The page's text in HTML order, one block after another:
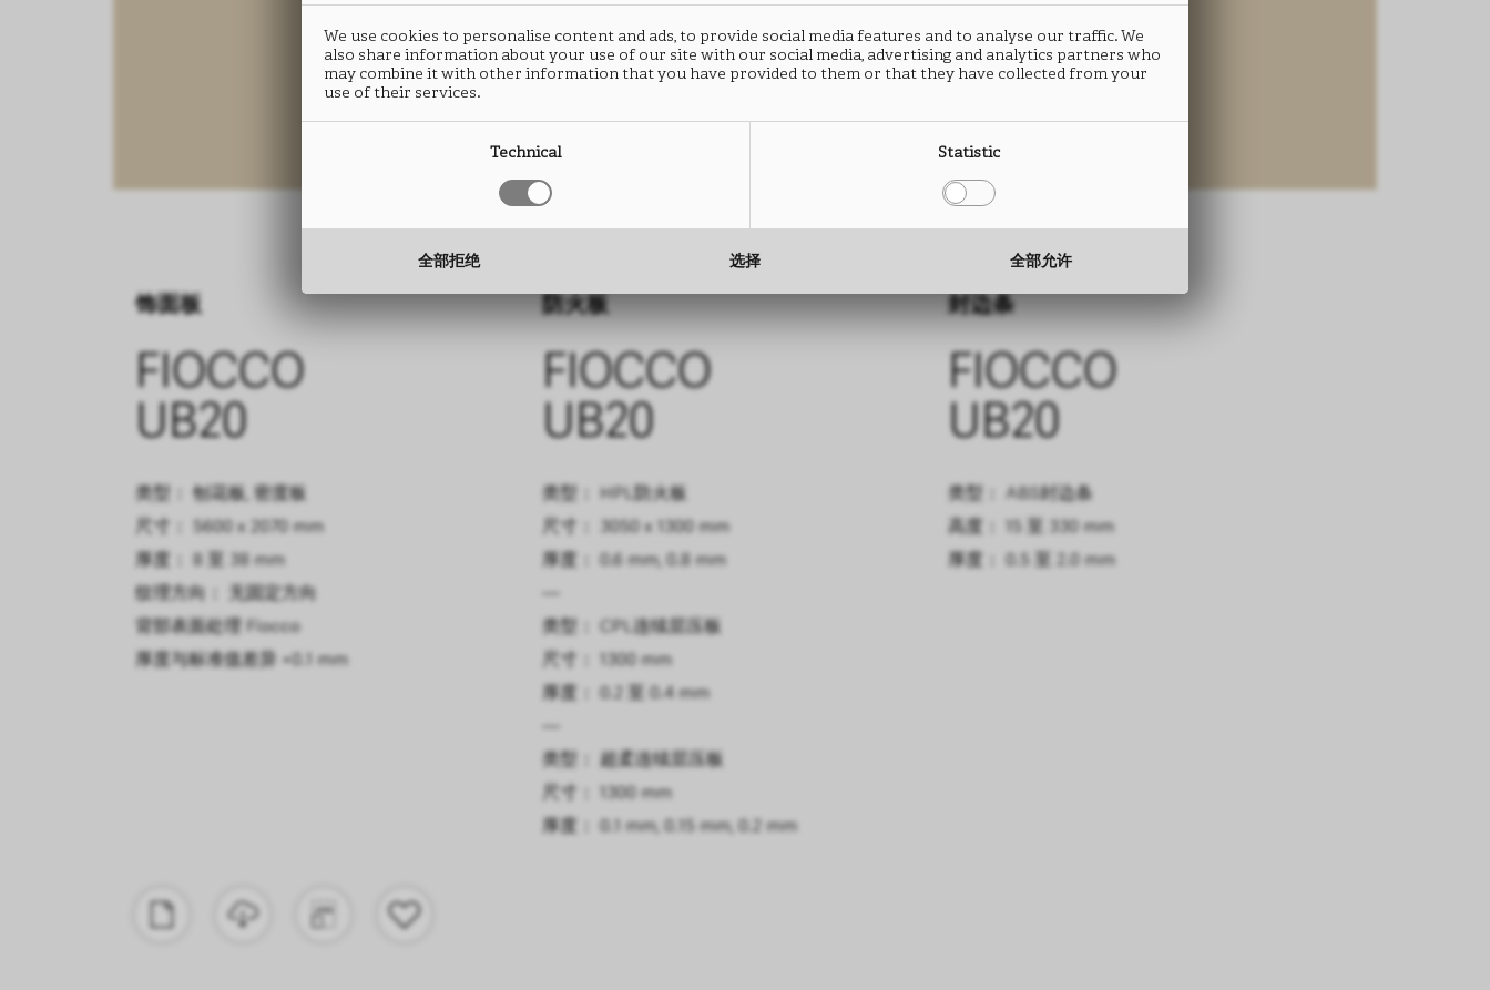
饰面板
FIOCCO
UB20
类型： 刨花板, 密度板
尺寸： 5600 x 2070 mm
厚度： 8 至 38 mm
纹理方向： 无固定方向
背部表面处理
Fiocco
厚度与标准值差异
+0.1 mm
防火板
FIOCCO
UB20
类型： HPL防火板
尺寸： 3050 x 1300 mm
厚度： 0.6 mm, 0.8 mm
—
类型： CPL连续层压板
尺寸： 1300 mm
厚度： 0.2 至 0.4 mm
—
类型： 超柔连续层压板
尺寸： 1300 mm
厚度： 0.1 mm, 0.15 mm, 0.2 mm
封边条
FIOCCO
UB20
类型： ABS封边条
高度： 15 至 330 mm
厚度： 0.5 至 2.0 mm
We use cookies to personalise content and ads, to provide social media features and to analyse our traffic. We
also share information about your use of our site with our social media, advertising and analytics partners who
may combine it with other information that you have provided to them or that they have collected from your
use of their services.
Technical Statistic
全部拒绝 选择 全部允许